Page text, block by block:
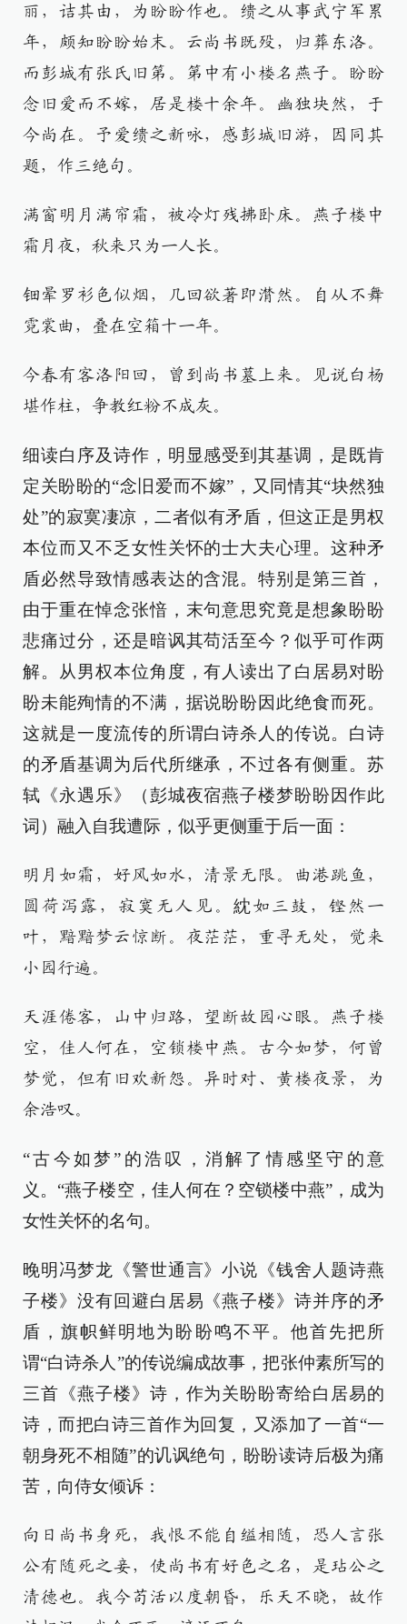
丽，诘其由，为盼盼作也。缋之从事武宁军累
年，颇知盼盼始末。云尚书既殁，归葬东洛。
而彭城有张氏旧第。第中有小楼名燕子。盼盼
念旧爱而不嫁，居是楼十余年。幽独块然，于
今尚在。予爱缋之新咏，感彭城旧游，因同其
题，作三绝句。
满窗明月满帘霜，被冷灯残拂卧床。燕子楼中
霜月夜，秋来只为一人长。
钿晕罗衫色似烟，几回欲著即潸然。自从不舞
霓裳曲，叠在空箱十一年。
今春有客洛阳回，曾到尚书墓上来。见说白杨
堪作柱，争教红粉不成灰。
细读白序及诗作，明显感受到其基调，是既肯
定关盼盼的“念旧爱而不嫁”，又同情其“块然独
处”的寂寞凄凉，二者似有矛盾，但这正是男权
本位而又不乏女性关怀的士大夫心理。这种矛
盾必然导致情感表达的含混。特别是第三首，
由于重在悼念张愔，末句意思究竟是想象盼盼
悲痛过分，还是暗讽其苟活至今？似乎可作两
解。从男权本位角度，有人读出了白居易对盼
盼未能殉情的不满，据说盼盼因此绝食而死。
这就是一度流传的所谓白诗杀人的传说。白诗
的矛盾基调为后代所继承，不过各有侧重。苏
轼《永遇乐》（彭城夜宿燕子楼梦盼盼因作此
词）融入自我遭际，似乎更侧重于后一面：
明月如霜，好风如水，清景无限。曲港跳鱼，
圆荷泻露，寂寞无人见。紞如三鼓，铿然一
叶，黯黯梦云惊断。夜茫茫，重寻无处，觉来
小园行遍。
天涯倦客，山中归路，望断故园心眼。燕子楼
空，佳人何在，空锁楼中燕。古今如梦，何曾
梦觉，但有旧欢新怨。异时对、黄楼夜景，为
余浩叹。
“古今如梦”的浩叹，消解了情感坚守的意
义。“燕子楼空，佳人何在？空锁楼中燕”，成为
女性关怀的名句。
晚明冯梦龙《警世通言》小说《钱舍人题诗燕
子楼》没有回避白居易《燕子楼》诗并序的矛
盾，旗帜鲜明地为盼盼鸣不平。他首先把所
谓“白诗杀人”的传说编成故事，把张仲素所写的
三首《燕子楼》诗，作为关盼盼寄给白居易的
诗，而把白诗三首作为回复，又添加了一首“一
朝身死不相随”的讥讽绝句，盼盼读诗后极为痛
苦，向侍女倾诉：
向日尚书身死，我恨不能自缢相随，恐人言张
公有随死之妾，使尚书有好色之名，是玷公之
清德也。我今苟活以度朝昏，乐天不晓，故作